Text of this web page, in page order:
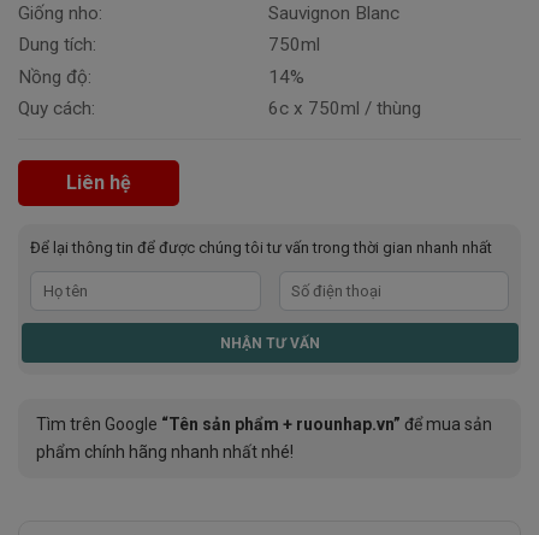
Giống nho:
Dung tích:
Nồng độ:
Quy cách:
Sauvignon Blanc
750ml
14%
6c x 750ml / thùng
Liên hệ
Để lại thông tin để được chúng tôi tư vấn trong thời gian nhanh nhất
Tìm trên Google “Tên sản phẩm + ruounhap.vn” để mua sản
phẩm chính hãng nhanh nhất nhé!